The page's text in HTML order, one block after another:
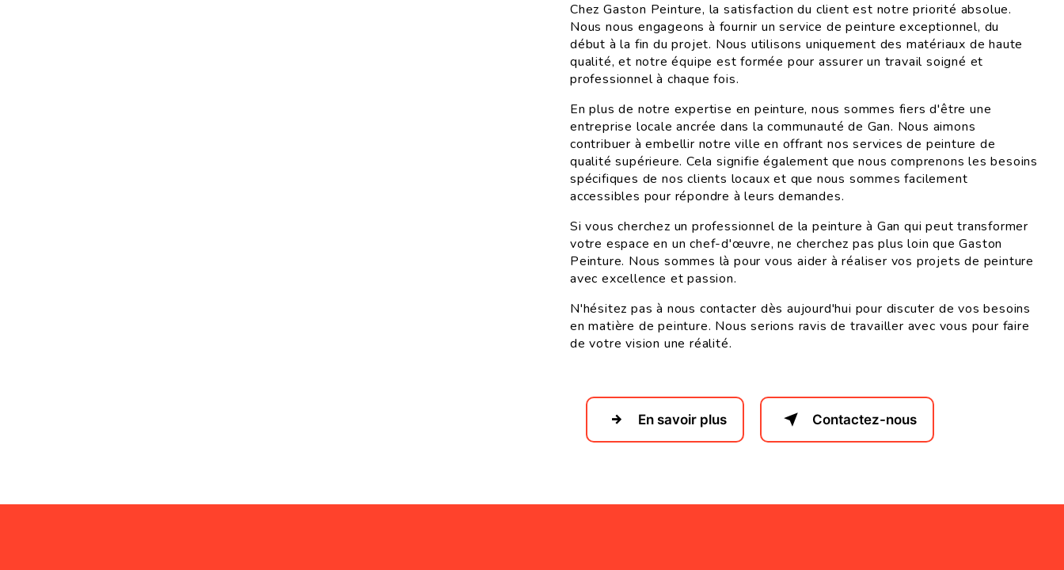
Chez Gaston Peinture, la satisfaction du client est notre priorité absolue.
Nous nous engageons à fournir un service de peinture exceptionnel, du
début à la fin du projet. Nous utilisons uniquement des matériaux de haute
qualité, et notre équipe est formée pour assurer un travail soigné et
professionnel à chaque fois.
En plus de notre expertise en peinture, nous sommes fiers d'être une
entreprise locale ancrée dans la communauté de Gan. Nous aimons
contribuer à embellir notre ville en offrant nos services de peinture de
qualité supérieure. Cela signifie également que nous comprenons les besoins
spécifiques de nos clients locaux et que nous sommes facilement
accessibles pour répondre à leurs demandes.
Si vous cherchez un professionnel de la peinture à Gan qui peut transformer
votre espace en un chef-d'œuvre, ne cherchez pas plus loin que Gaston
Peinture. Nous sommes là pour vous aider à réaliser vos projets de peinture
avec excellence et passion.
N'hésitez pas à nous contacter dès aujourd'hui pour discuter de vos besoins
en matière de peinture. Nous serions ravis de travailler avec vous pour faire
de votre vision une réalité.
En savoir plus Contactez-nous